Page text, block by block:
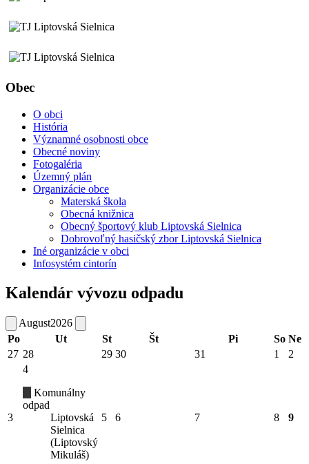
Obec
O obci
História
Významné osobnosti obce
Obecné noviny
Fotogaléria
Územný plán
Organizácie obce
Materská škola
Obecná knižnica
Obecný športový klub Liptovská Sielnica
Dobrovoľný hasičský zbor Liptovská Sielnica
Iné organizácie v obci
Infosystém cintorín
Kalendár vývozu odpadu
August2026
Po
Ut St Št Pi So Ne
27 28 29 30 31 1 2
3
4
Komunálny
odpad
Liptovská
Sielnica
(Liptovský
Mikuláš)
5 6 7 8 9